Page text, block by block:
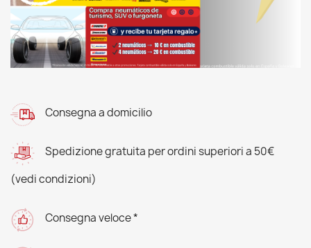
Consegna a domicilio
Spedizione gratuita per ordini superiori a 50€
(vedi condizioni)
Consegna veloce *